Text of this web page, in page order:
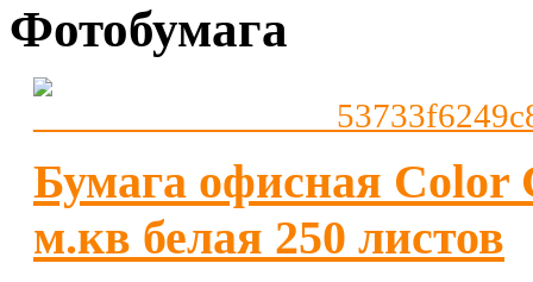
Фотобумага
Бумага офисная Color
м.кв белая 250 листов